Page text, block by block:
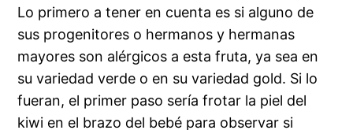
Lo primero a tener en cuenta es si alguno de
sus progenitores o hermanos y hermanas
mayores son alérgicos a esta fruta, ya sea en
su variedad verde o en su variedad gold. Si lo
fueran, el primer paso sería frotar la piel del
kiwi en el brazo del bebé para observar si